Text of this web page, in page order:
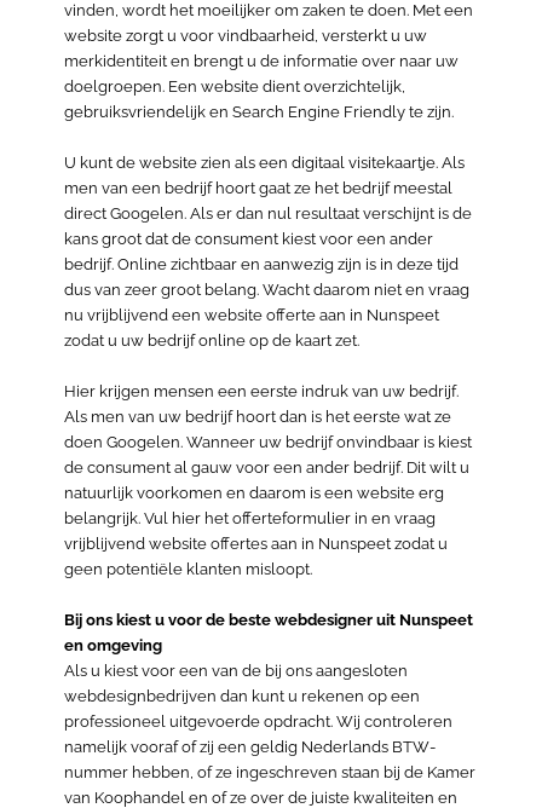
vinden, wordt het moeilijker om zaken te doen. Met een
website zorgt u voor vindbaarheid, versterkt u uw
merkidentiteit en brengt u de informatie over naar uw
doelgroepen. Een website dient overzichtelijk,
gebruiksvriendelijk en Search Engine Friendly te zijn.
U kunt de website zien als een digitaal visitekaartje. Als
men van een bedrijf hoort gaat ze het bedrijf meestal
direct Googelen. Als er dan nul resultaat verschijnt is de
kans groot dat de consument kiest voor een ander
bedrijf. Online zichtbaar en aanwezig zijn is in deze tijd
dus van zeer groot belang. Wacht daarom niet en vraag
nu vrijblijvend een website offerte aan in Nunspeet
zodat u uw bedrijf online op de kaart zet.
Hier krijgen mensen een eerste indruk van uw bedrijf.
Als men van uw bedrijf hoort dan is het eerste wat ze
doen Googelen. Wanneer uw bedrijf onvindbaar is kiest
de consument al gauw voor een ander bedrijf. Dit wilt u
natuurlijk voorkomen en daarom is een website erg
belangrijk. Vul hier het offerteformulier in en vraag
vrijblijvend website offertes aan in Nunspeet zodat u
geen potentiële klanten misloopt.
Bij ons kiest u voor de beste webdesigner uit Nunspeet
en omgeving
Als u kiest voor een van de bij ons aangesloten
webdesignbedrijven dan kunt u rekenen op een
professioneel uitgevoerde opdracht. Wij controleren
namelijk vooraf of zij een geldig Nederlands BTW-
nummer hebben, of ze ingeschreven staan bij de Kamer
van Koophandel en of ze over de juiste kwaliteiten en